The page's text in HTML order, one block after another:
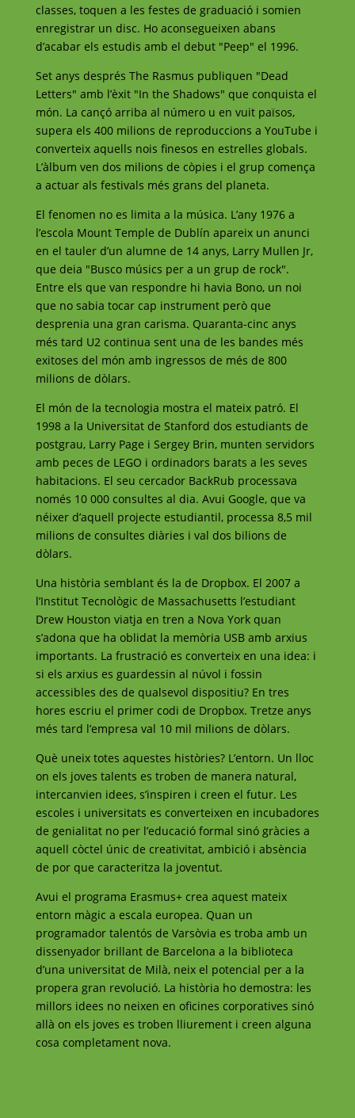
classes, toquen a les festes de graduació i somien
enregistrar un disc. Ho aconsegueixen abans
d’acabar els estudis amb el debut "Peep" el 1996.
Set anys després The Rasmus publiquen "Dead
Letters" amb l’èxit "In the Shadows" que conquista el
món. La cançó arriba al número u en vuit països,
supera els 400 milions de reproduccions a YouTube i
converteix aquells nois finesos en estrelles globals.
L’àlbum ven dos milions de còpies i el grup comença
a actuar als festivals més grans del planeta.
El fenomen no es limita a la música. L’any 1976 a
l’escola Mount Temple de Dublín apareix un anunci
en el tauler d’un alumne de 14 anys, Larry Mullen Jr,
que deia "Busco músics per a un grup de rock".
Entre els que van respondre hi havia Bono, un noi
que no sabia tocar cap instrument però que
desprenia una gran carisma. Quaranta-cinc anys
més tard U2 continua sent una de les bandes més
exitoses del món amb ingressos de més de 800
milions de dòlars.
El món de la tecnologia mostra el mateix patró. El
1998 a la Universitat de Stanford dos estudiants de
postgrau, Larry Page i Sergey Brin, munten servidors
amb peces de LEGO i ordinadors barats a les seves
habitacions. El seu cercador BackRub processava
només 10 000 consultes al dia. Avui Google, que va
néixer d’aquell projecte estudiantil, processa 8,5 mil
milions de consultes diàries i val dos bilions de
dòlars.
Una història semblant és la de Dropbox. El 2007 a
l’Institut Tecnològic de Massachusetts l’estudiant
Drew Houston viatja en tren a Nova York quan
s’adona que ha oblidat la memòria USB amb arxius
importants. La frustració es converteix en una idea: i
si els arxius es guardessin al núvol i fossin
accessibles des de qualsevol dispositiu? En tres
hores escriu el primer codi de Dropbox. Tretze anys
més tard l’empresa val 10 mil milions de dòlars.
Què uneix totes aquestes històries? L’entorn. Un lloc
on els joves talents es troben de manera natural,
intercanvien idees, s’inspiren i creen el futur. Les
escoles i universitats es converteixen en incubadores
de genialitat no per l’educació formal sinó gràcies a
aquell còctel únic de creativitat, ambició i absència
de por que caracteritza la joventut.
Avui el programa Erasmus+ crea aquest mateix
entorn màgic a escala europea. Quan un
programador talentós de Varsòvia es troba amb un
dissenyador brillant de Barcelona a la biblioteca
d’una universitat de Milà, neix el potencial per a la
propera gran revolució. La història ho demostra: les
millors idees no neixen en oficines corporatives sinó
allà on els joves es troben lliurement i creen alguna
cosa completament nova.